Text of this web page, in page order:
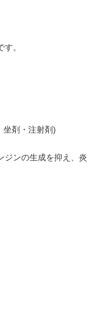
。
坐剤・注射剤)
ジンの生成を抑え、炎